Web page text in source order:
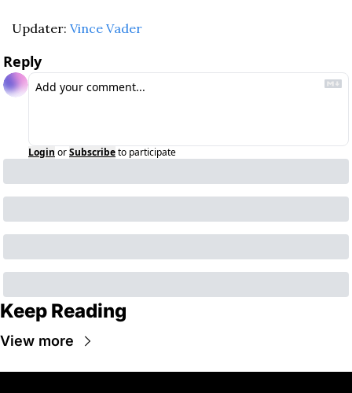
Updater: Vince Vader
Reply
Login orSubscribeto participate
Keep Reading
View more